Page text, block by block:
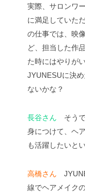
実際、サロンワ
に満足していた
の仕事では、映
ど、担当した作
た時にはやりが
JYUNESUに決
ないかな？
長谷さん そうで
身につけて、ヘ
も活躍したいと
高橋さん
線でヘアメイク